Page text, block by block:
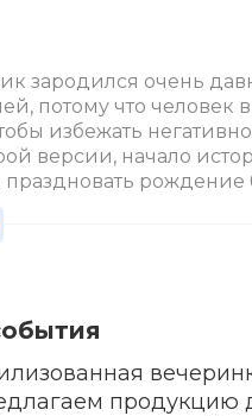
зародился очень
потому что человек
избежать
версии, начало
рождение
будет
учитывать интересы
продукцию